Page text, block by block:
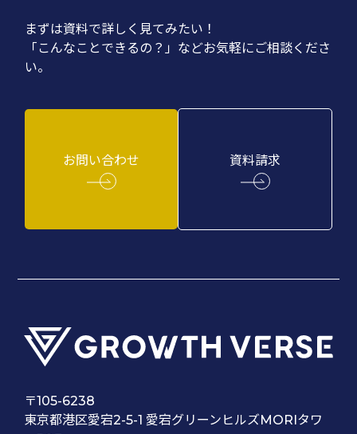
まずは資料で詳しく見てみたい！
「こんなことできるの？」などお気軽にご相談くださ
い。
お問い合わせ 資料請求
〒105-6238
東京都港区愛宕2-5-1 愛宕グリーンヒルズMORIタワ